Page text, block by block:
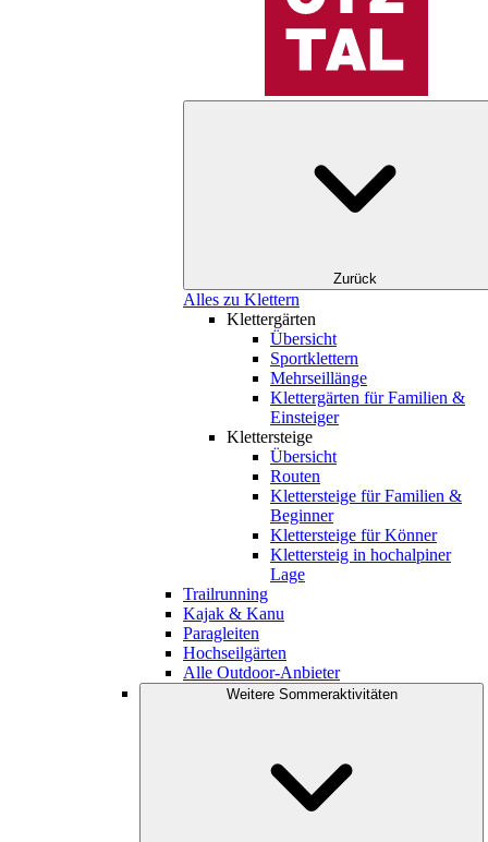
Zurück
Alles zu Klettern
Klettergärten
Übersicht
Sportklettern
Mehrseillänge
Klettergärten für Familien &
Einsteiger
Klettersteige
Übersicht
Routen
Klettersteige für Familien &
Beginner
Klettersteige für Könner
Klettersteig in hochalpiner
Lage
Trailrunning
Kajak & Kanu
Paragleiten
Hochseilgärten
Alle Outdoor-Anbieter
Weitere Sommeraktivitäten